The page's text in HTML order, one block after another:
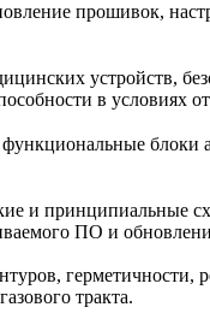
прошивок,
устройств,
в условиях
и принципиальные
ПО и
тракта.